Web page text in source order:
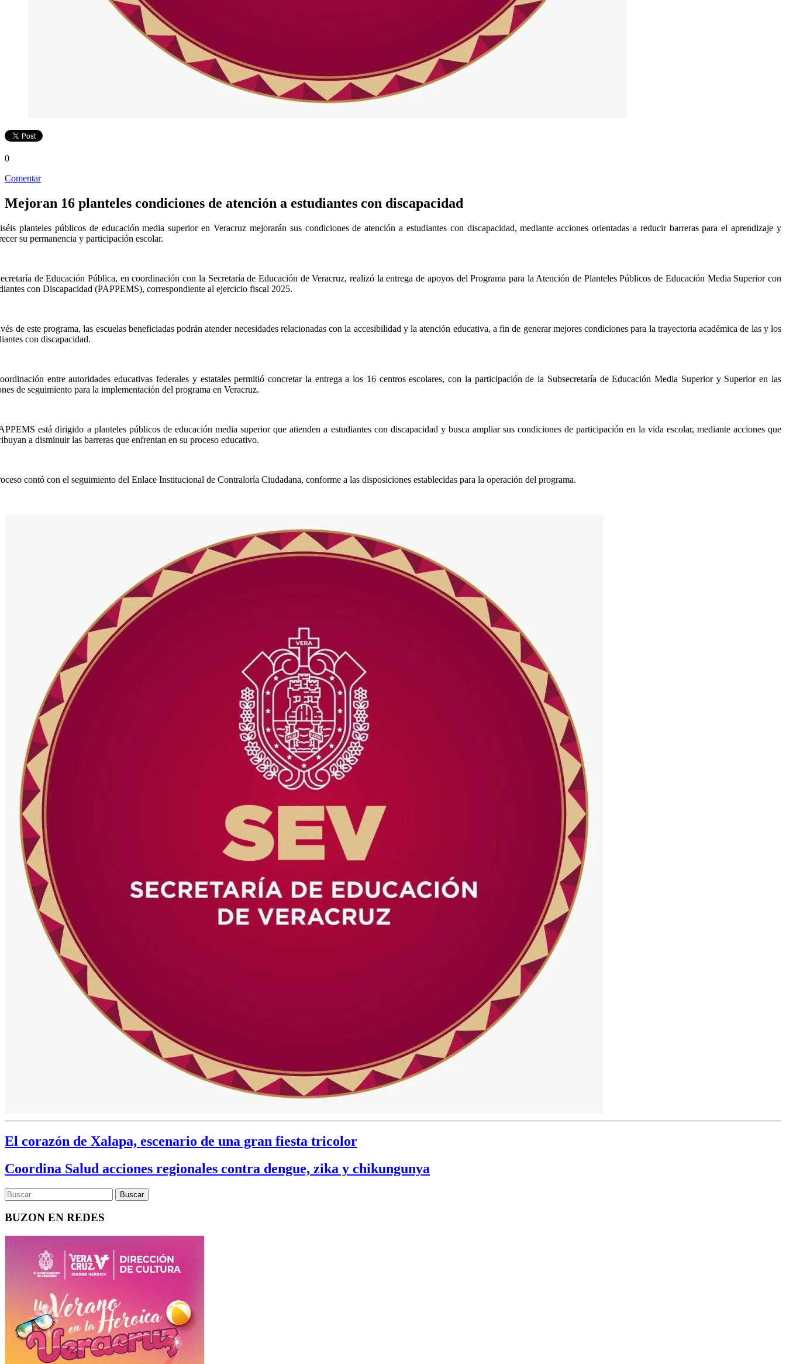
0
Comentar
Mejoran 16 planteles condiciones de atención a estudiantes con discapacidad
planteles públicos de educación media superior en Veracruz mejorarán sus condiciones de atención a estudiantes con discapacidad, mediante acciones orientadas a reducir barreras para el aprendizaje y
su permanencia y participación escolar.
de Educación Pública, en coordinación con la Secretaría de Educación de Veracruz, realizó la entrega de apoyos del Programa para la Atención de Planteles Públicos de Educación Media Superior con
con Discapacidad (PAPPEMS), correspondiente al ejercicio fiscal 2025.
de este programa, las escuelas beneficiadas podrán atender necesidades relacionadas con la accesibilidad y la atención educativa, a fin de generar mejores condiciones para la trayectoria académica de las y los
con discapacidad.
entre autoridades educativas federales y estatales permitió concretar la entrega a los 16 centros escolares, con la participación de la Subsecretaría de Educación Media Superior y Superior en las
de seguimiento para la implementación del programa en Veracruz.
está dirigido a planteles públicos de educación media superior que atienden a estudiantes con discapacidad y busca ampliar sus condiciones de participación en la vida escolar, mediante acciones que
a disminuir las barreras que enfrentan en su proceso educativo.
contó con el seguimiento del Enlace Institucional de Contraloría Ciudadana, conforme a las disposiciones establecidas para la operación del programa.
El corazón de Xalapa, escenario de una gran fiesta tricolor
Coordina Salud acciones regionales contra dengue, zika y chikungunya
BUZON EN REDES